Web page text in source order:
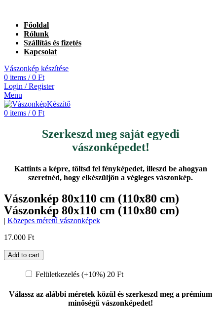
Főoldal
Rólunk
Szállítás és fizetés
Kapcsolat
Vászonkép készítése
0 items / 0 Ft
Login / Register
Menu
0 items / 0 Ft
Szerkeszd meg saját egyedi
vászonképedet!
Kattints a képre, töltsd fel fényképedet, illeszd be ahogyan
szeretnéd, hogy elkészüljön a végleges vászonkép.
Vászonkép 80x110 cm (110x80 cm)
Vászonkép 80x110 cm (110x80 cm)
| Közepes méretű vászonképek
17.000 Ft
Add to cart
Felületkezelés (+10%) 20 Ft
Válassz az alábbi méretek közül és szerkeszd meg a prémium
minőségű vászonképedet!